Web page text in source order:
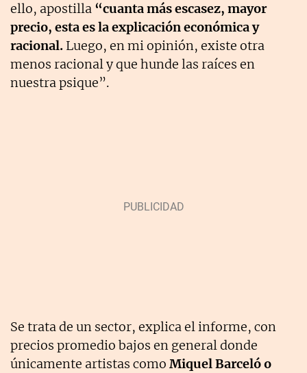
ello, apostilla “cuanta más escasez, mayor
precio, esta es la explicación económica y
racional. Luego, en mi opinión, existe otra
menos racional y que hunde las raíces en
nuestra psique”.
Se trata de un sector, explica el informe, con
precios promedio bajos en general donde
únicamente artistas como Miquel Barceló o